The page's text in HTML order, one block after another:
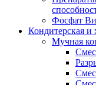
Фосфат
Кондитерская и
Мучная